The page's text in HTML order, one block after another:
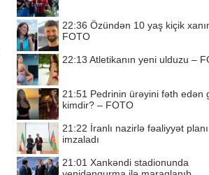
22:36 Özündən 10 yaş kiçik
FOTO
22:13 Atletikanın yeni ulduzu –
21:51 Pedrinin ürəyini fəth edən
kimdir? – FOTO
21:22 İranlı nazirlə fəaliyyət planı
imzaladı
21:01 Xankəndi stadionunda